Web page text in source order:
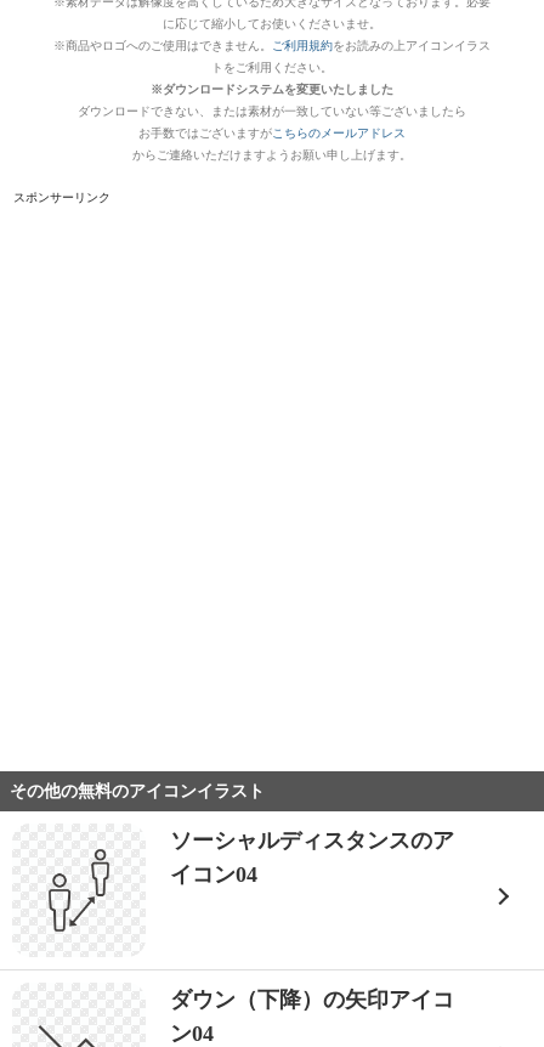
に応じて縮小してお使いくださいませ。
※商品やロゴへのご使用はできません。
ご利用規約をお読みの上アイコンイラス
トをご利用ください。
※ダウンロードシステムを変更いたしました
ダウンロードできない、または素材が一致していない等ございましたら
お手数ではございますがこちらのメールアドレス
からご連絡いただけますようお願い申し上げます。
スポンサーリンク
その他の無料のアイコンイラスト
ソーシャルディスタンスのア
イコン04
ダウン（下降）の矢印アイコ
ン04